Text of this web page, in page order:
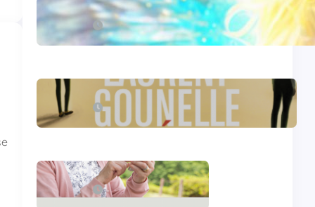
Le livre d’Hénoch
septembre 22, 2024
Le réveil – Laurent Gounelle
mars 17, 2024
L’informatique en 2015
septembre 25, 2015